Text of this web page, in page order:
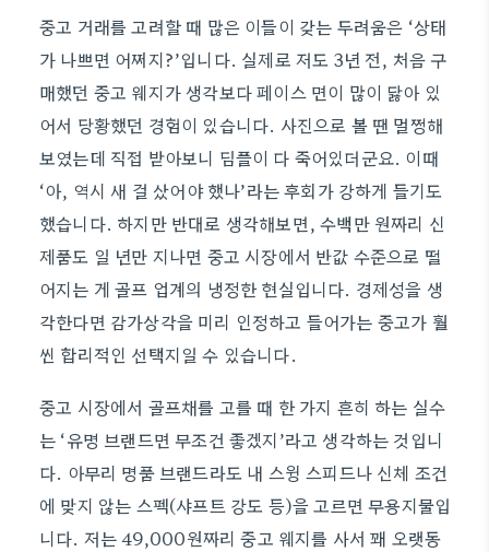
중고 거래를 고려할 때 많은 이들이 갖는 두려움은 ‘상태
가 나쁘면 어쩌지?’입니다. 실제로 저도 3년 전, 처음 구
매했던 중고 웨지가 생각보다 페이스 면이 많이 닳아 있
어서 당황했던 경험이 있습니다. 사진으로 볼 땐 멀쩡해
보였는데 직접 받아보니 딤플이 다 죽어있더군요. 이때
‘아, 역시 새 걸 샀어야 했나’라는 후회가 강하게 들기도
했습니다. 하지만 반대로 생각해보면, 수백만 원짜리 신
제품도 일 년만 지나면 중고 시장에서 반값 수준으로 떨
어지는 게 골프 업계의 냉정한 현실입니다. 경제성을 생
각한다면 감가상각을 미리 인정하고 들어가는 중고가 훨
씬 합리적인 선택지일 수 있습니다.
중고 시장에서 골프채를 고를 때 한 가지 흔히 하는 실수
는 ‘유명 브랜드면 무조건 좋겠지’라고 생각하는 것입니
다. 아무리 명품 브랜드라도 내 스윙 스피드나 신체 조건
에 맞지 않는 스펙(샤프트 강도 등)을 고르면 무용지물입
니다. 저는 49,000원짜리 중고 웨지를 사서 꽤 오랫동